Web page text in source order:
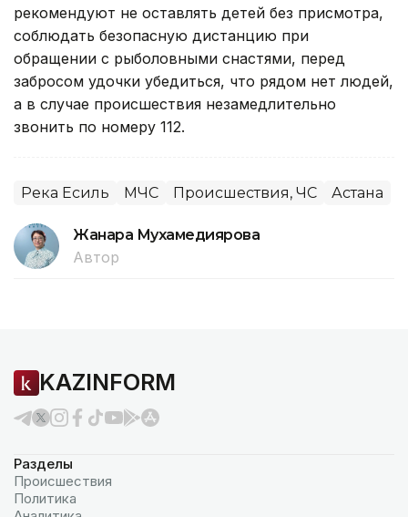
рекомендуют не оставлять детей без присмотра,
соблюдать безопасную дистанцию при
обращении с рыболовными снастями, перед
забросом удочки убедиться, что рядом нет людей,
а в случае происшествия незамедлительно
звонить по номеру 112.
Река Есиль МЧС Происшествия, ЧС Астана
Жанара Мухамедиярова
Автор
KAZINFORM
Разделы
Происшествия
Политика